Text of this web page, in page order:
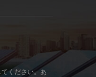
ください。あ